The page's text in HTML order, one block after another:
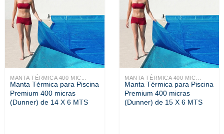
MANTA TÉRMICA 400 MIC...
Manta Térmica para Piscina
Premium 400 micras
(Dunner) de 14 X 6 MTS
MANTA TÉRMICA 400 MIC...
Manta Térmica para Piscina
Premium 400 micras
(Dunner) de 15 X 6 MTS